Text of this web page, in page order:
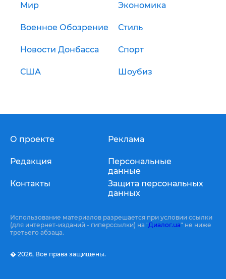
Мир Экономика
Военное Обозрение Стиль
Новости Донбасса Спорт
США Шоубиз
О проекте
Редакция
Контакты
Реклама
Персональные
данные
Защита персональных
данных
Использование материалов разрешается при условии ссылки
(для интернет-изданий - гиперссылки) на "Диалог.ua" не ниже
третьего абзаца.
� 2026, Все права защищены.